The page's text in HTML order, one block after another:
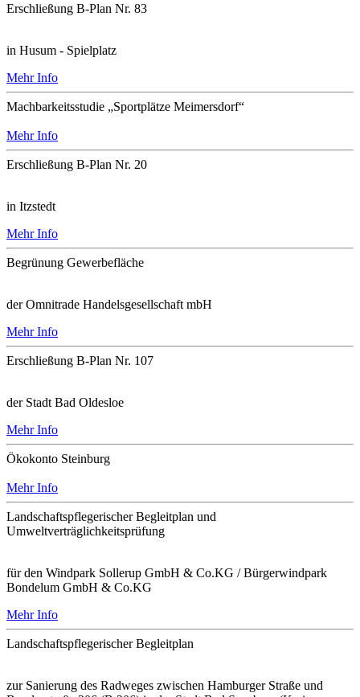
Erschließung B-Plan Nr. 83
in Husum - Spielplatz
Mehr Info
Machbarkeitsstudie „Sportplätze Meimersdorf“
Mehr Info
Erschließung B-Plan Nr. 20
in Itzstedt
Mehr Info
Begrünung Gewerbefläche
der Omnitrade Handelsgesellschaft mbH
Mehr Info
Erschließung B-Plan Nr. 107
der Stadt Bad Oldesloe
Mehr Info
Ökokonto Steinburg
Mehr Info
Landschaftspflegerischer Begleitplan und
Umweltverträglichkeitsprüfung
für den Windpark Sollerup GmbH & Co.KG / Bürgerwindpark
Bondelum GmbH & Co.KG
Mehr Info
Landschaftspflegerischer Begleitplan
zur Sanierung des Radweges zwischen Hamburger Straße und